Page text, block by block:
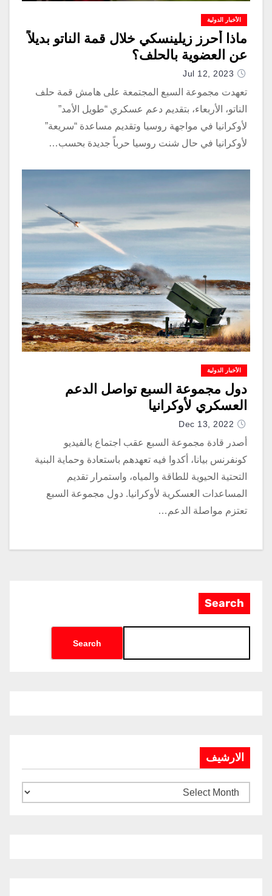
الأخبار الدولية
ماذا أحرز زيلينسكي خلال قمة الناتو بديلاً
عن العضوية بالحلف؟
Jul 12, 2023
تعهدت مجموعة السبع المجتمعة على هامش قمة حلف
الناتو، الأربعاء، بتقديم دعم عسكري “طويل الأمد”
لأوكرانيا في مواجهة روسيا وتقديم مساعدة “سريعة”
لأوكرانيا في حال شنت روسيا حرباً جديدة بحسب…
الأخبار الدولية
دول مجموعة السبع تواصل الدعم
العسكري لأوكرانيا
Dec 13, 2022
أصدر قادة مجموعة السبع عقب اجتماع بالفيديو
كونفرنس بيانا، أكدوا فيه تعهدهم باستعادة وحماية البنية
التحتية الحيوية للطاقة والمياه، واستمرار تقديم
المساعدات العسكرية لأوكرانيا. دول مجموعة السبع
تعتزم مواصلة الدعم…
Search
Search
الارشيف